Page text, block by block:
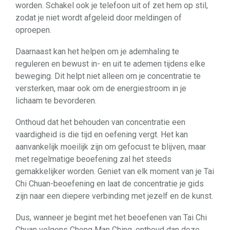
worden. Schakel ook je telefoon uit of zet hem op stil,
zodat je niet wordt afgeleid door meldingen of
oproepen.
Daarnaast kan het helpen om je ademhaling te
reguleren en bewust in- en uit te ademen tijdens elke
beweging. Dit helpt niet alleen om je concentratie te
versterken, maar ook om de energiestroom in je
lichaam te bevorderen.
Onthoud dat het behouden van concentratie een
vaardigheid is die tijd en oefening vergt. Het kan
aanvankelijk moeilijk zijn om gefocust te blijven, maar
met regelmatige beoefening zal het steeds
gemakkelijker worden. Geniet van elk moment van je Tai
Chi Chuan-beoefening en laat de concentratie je gids
zijn naar een diepere verbinding met jezelf en de kunst.
Dus, wanneer je begint met het beoefenen van Tai Chi